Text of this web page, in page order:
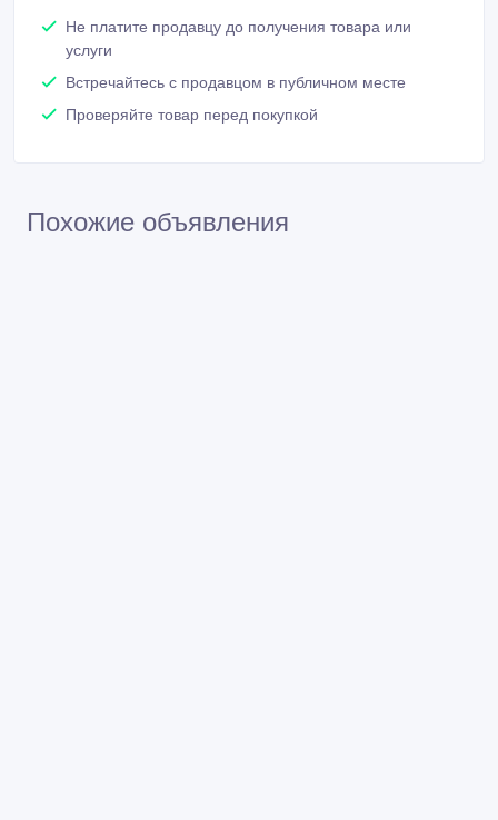
Не платите продавцу до получения товара или
услуги
Встречайтесь с продавцом в публичном месте
Проверяйте товар перед покупкой
Похожие объявления